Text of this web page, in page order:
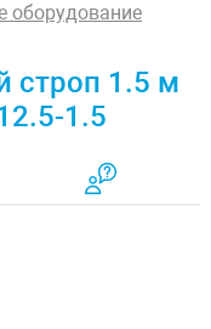
оборудование
строп 1.5 м
1.5